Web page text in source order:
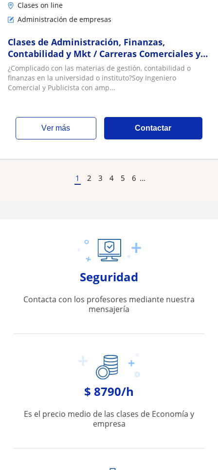
Clases on line
Administración de empresas
Clases de Administración, Finanzas,
Contabilidad y Mkt / Carreras Comerciales y
No Económicas
¿Complicado con las materias de gestión, contabilidad o
finanzas en la universidad o instituto?Soy Ingeniero
Comercial y Publicista con amp...
ver más Contactar
1 2 3 4 5 6 ...
Seguridad
Contacta con los profesores mediante nuestra
mensajería
$ 8790/h
Es el precio medio de las clases de Economía y
empresa